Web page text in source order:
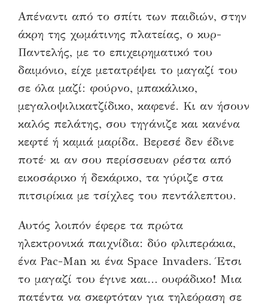
Απέναντι από το σπίτι των παιδιών, στην
άκρη της χωμάτινης πλατείας, ο κυρ-
Παντελής, με το επιχειρηματικό του
δαιμόνιο, είχε μετατρέψει το μαγαζί του
σε όλα μαζί: φούρνο, μπακάλικο,
μεγαλοψιλικατζίδικο, καφενέ. Κι αν ήσουν
καλός πελάτης, σου τηγάνιζε και κανένα
κεφτέ ή καμιά μαρίδα. Βερεσέ δεν έδινε
ποτέ· κι αν σου περίσσευαν ρέστα από
εικοσάρικο ή δεκάρικο, τα γύριζε στα
πιτσιρίκια με τσίχλες του πεντάλεπτου.
Αυτός λοιπόν έφερε τα πρώτα
ηλεκτρονικά παιχνίδια: δύο φλιπεράκια,
ένα Pac-Man κι ένα Space Invaders. Έτσι
το μαγαζί του έγινε και… ουφάδικο! Μια
πατέντα να σκεφτόταν για τηλεόραση σε